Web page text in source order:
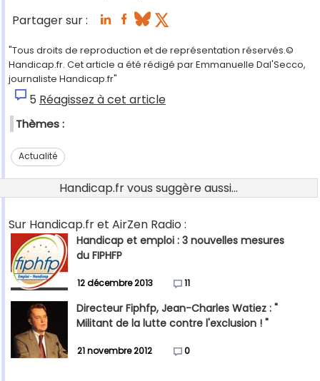
Partager sur :
"Tous droits de reproduction et de représentation réservés.©
Handicap.fr. Cet article a été rédigé par Emmanuelle Dal'Secco,
journaliste Handicap.fr"
5 Réagissez à cet article
Thèmes :
Actualité
Handicap.fr vous suggère aussi...
Sur Handicap.fr et AirZen Radio :
Handicap et emploi : 3 nouvelles mesures
du FIPHFP
12 décembre 2013 11
Directeur Fiphfp, Jean-Charles Watiez : "
Militant de la lutte contre l'exclusion ! "
21 novembre 2012 0